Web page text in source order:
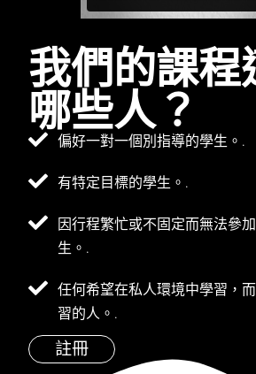
我們的課程
哪些人？
偏好一對一個別指導的學生。.
有特定目標的學生。.
因行程繁忙或不固定而無法參
生。.
任何希望在私人環境中學習，
習的人。.
註冊